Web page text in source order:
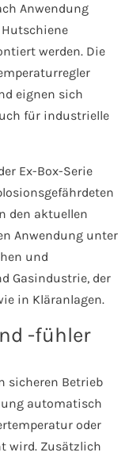
Anwendung
werden. Die
eignen sich
für industrielle
Ex-Box-Serie
den aktuellen
Anwendung unter
und
Gasindustrie, der
in Kläranlagen.
-fühler
sicheren Betrieb
automatisch
oder
wird. Zusätzlich